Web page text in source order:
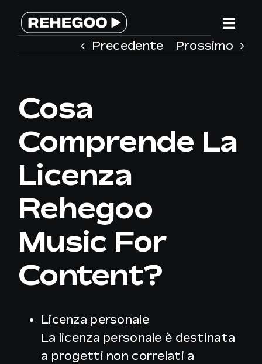
Salta
SERVIZI
PERCHE’ REHEGOO
WE ARE DIFFERENT
Precedente Prossimo
Cosa
Comprende La
Licenza
Rehegoo
Music For
Content?
Licenza personale
La licenza personale è destinata
a progetti non correlati a